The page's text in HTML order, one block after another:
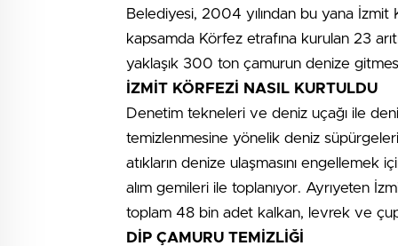
Belediyesi, 2004 yılından bu yana İzmit
kapsamda Körfez etrafına kurulan 23
yaklaşık 300 ton çamurun denize
İZMİT KÖRFEZİ NASIL KURTULDU
Denetim tekneleri ve deniz uçağı ile
temizlenmesine yönelik deniz
atıkların denize ulaşmasını engellemek
alım gemileri ile toplanıyor. Ayrıyeten
toplam 48 bin adet kalkan, levrek ve
DİP ÇAMURU TEMİZLİĞİ